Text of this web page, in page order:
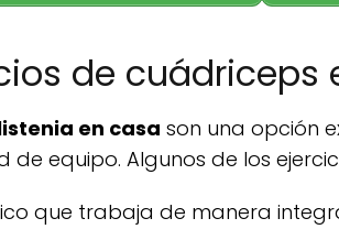
de cuádriceps
en casa son una opción
equipo. Algunos de los
que trabaja de manera